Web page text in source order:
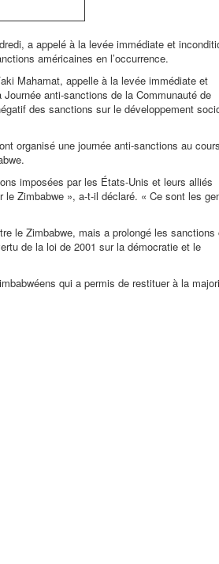
a appelé à la levée immédiate et
américaines en l’occurrence.
Mahamat, appelle à la levée immédiate et
anti-sanctions de la Communauté de
des sanctions sur le développement
organisé une journée anti-sanctions au
imposées par les États-Unis et leurs alliés
le Zimbabwe », a-t-il déclaré. « Ce sont les
le Zimbabwe, mais a prolongé les sanctions
de la loi de 2001 sur la démocratie et le
qui a permis de restituer à la